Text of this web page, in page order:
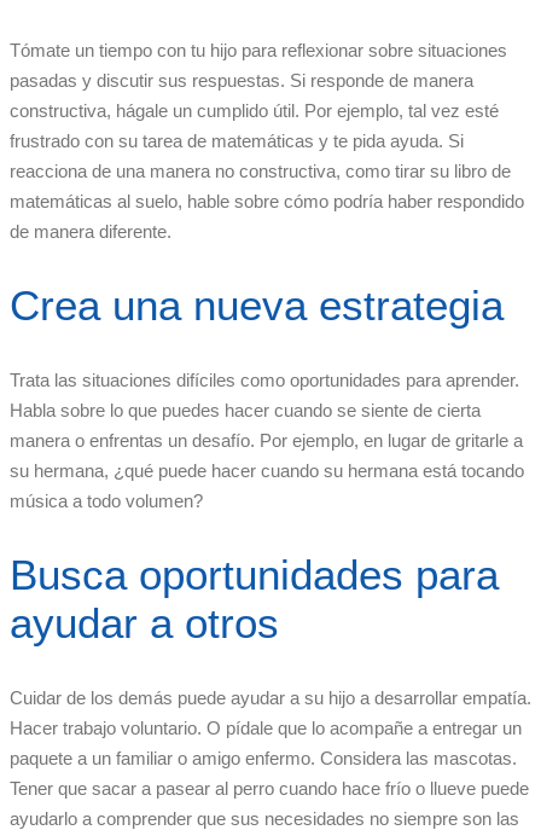
Tómate un tiempo con tu hijo para reflexionar sobre situaciones
pasadas y discutir sus respuestas. Si responde de manera
constructiva, hágale un cumplido útil. Por ejemplo, tal vez esté
frustrado con su tarea de matemáticas y te pida ayuda. Si
reacciona de una manera no constructiva, como tirar su libro de
matemáticas al suelo, hable sobre cómo podría haber respondido
de manera diferente.
Crea una nueva estrategia
Trata las situaciones difíciles como oportunidades para aprender.
Habla sobre lo que puedes hacer cuando se siente de cierta
manera o enfrentas un desafío. Por ejemplo, en lugar de gritarle a
su hermana, ¿qué puede hacer cuando su hermana está tocando
música a todo volumen?
Busca oportunidades para
ayudar a otros
Cuidar de los demás puede ayudar a su hijo a desarrollar empatía.
Hacer trabajo voluntario. O pídale que lo acompañe a entregar un
paquete a un familiar o amigo enfermo. Considera las mascotas.
Tener que sacar a pasear al perro cuando hace frío o llueve puede
ayudarlo a comprender que sus necesidades no siempre son las